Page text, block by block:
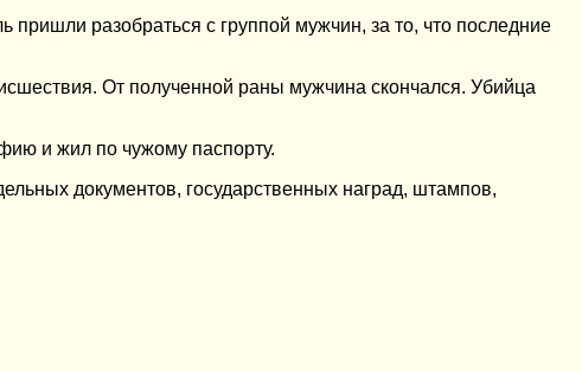
разобраться с группой мужчин, за то, что последние
От полученной раны мужчина скончался. Убийца
и жил по чужому паспорту.
документов, государственных наград, штампов,